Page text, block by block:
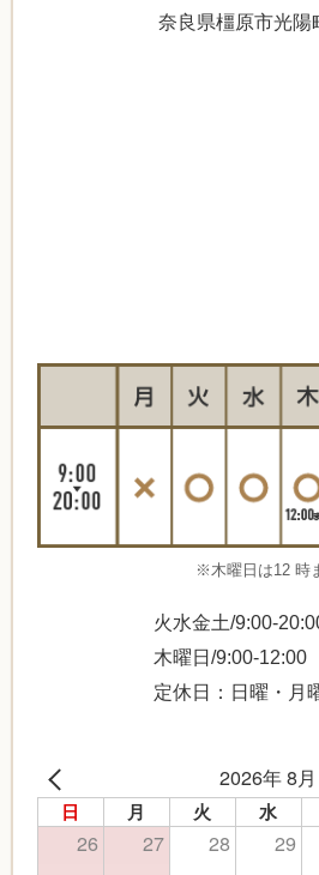
奈良県橿原市光陽
※木曜日は12 時
火水金土/9:00-
木曜日/9:00-12:00
定休日：日曜・月
2026年 8月
日 月 火 水
26 27 28 29